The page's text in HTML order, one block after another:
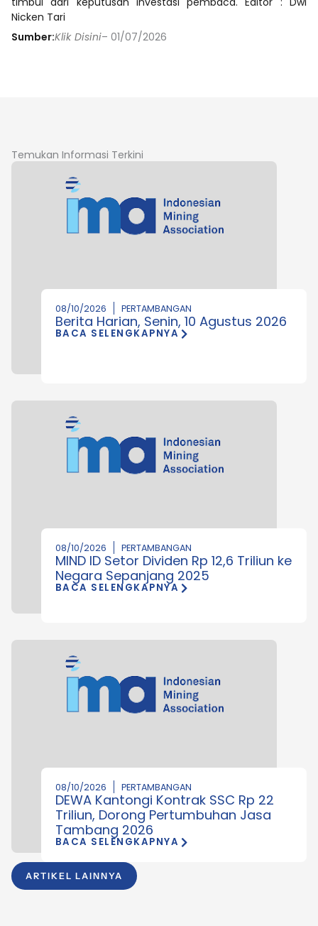
Nicken Tari
Sumber:Klik Disini– 01/07/2026
Temukan Informasi Terkini
ARTIKEL LAINNYA
08/10/2026 PERTAMBANGAN
Berita Harian, Senin, 10 Agustus 2026
BACA SELENGKAPNYA
08/10/2026 PERTAMBANGAN
MIND ID Setor Dividen Rp 12,6 Triliun ke
Negara Sepanjang 2025
BACA SELENGKAPNYA
08/10/2026 PERTAMBANGAN
DEWA Kantongi Kontrak SSC Rp 22
Triliun, Dorong Pertumbuhan Jasa
Tambang 2026
BACA SELENGKAPNYA